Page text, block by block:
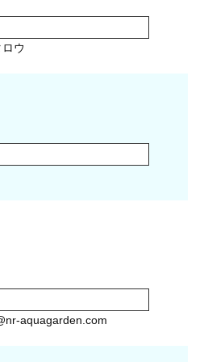
ウ
aquagarden.com